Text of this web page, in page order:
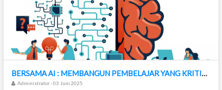
BERSAMA AI : MEMBANGUN PEMBELAJAR YANG KRITIS DAN MANDIRI
Administrator - 03 Juni 2025